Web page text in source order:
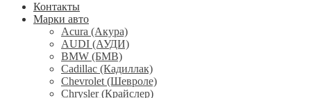
Контакты
Марки авто
Acura (Акура)
AUDI (АУДИ)
BMW (БМВ)
Cadillac (Кадиллак)
Chevrolet (Шевроле)
Chrysler (Крайслер)